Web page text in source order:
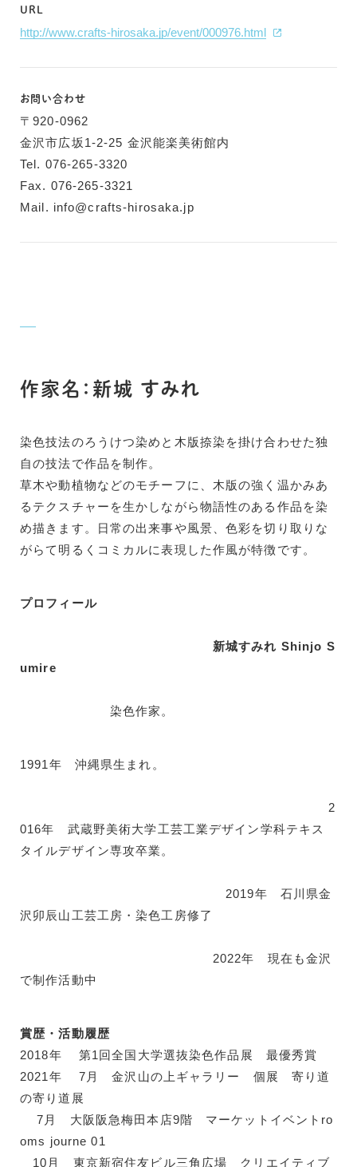
作家名：新城 すみれ
染色技法のろうけつ染めと木版捺染を掛け合わせた独
自の技法で作品を制作。
草木や動植物などのモチーフに、木版の強く温かみあ
るテクスチャーを生かしながら物語性のある作品を染
め描きます。日常の出来事や風景、色彩を切り取りな
がらて明るくコミカルに表現した作風が特徴です。
プロフィール
新城すみれ Shinjo S
umire
染色作家。
1991年 沖縄県生まれ。
2
016年 武蔵野美術大学工芸工業デザイン学科テキス
タイルデザイン専攻卒業。
2019年 石川県金
沢卯辰山工芸工房・染色工房修了
2022年 現在も金沢
で制作活動中
賞歴・活動履歴
2018年 第1回全国大学選抜染色作品展 最優秀賞
2021年 7月 金沢山の上ギャラリー 個展 寄り道
の寄り道展
7月 大阪阪急梅田本店9階 マーケットイベントro
oms journe 01
10月 東京新宿住友ビル三角広場 クリエイティブ
URL
http://www.crafts-hirosaka.jp/event/000976.html
お問い合わせ
〒920-0962
金沢市広坂1-2-25 金沢能楽美術館内
Tel. 076-265-3320
Fax. 076-265-3321
Mail. info@crafts-hirosaka.jp